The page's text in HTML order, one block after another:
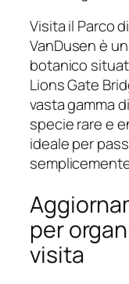
Visita il Parco
VanDusen è
botanico
Lions Gate
vasta gamma
specie rare e
ideale per
per
visita